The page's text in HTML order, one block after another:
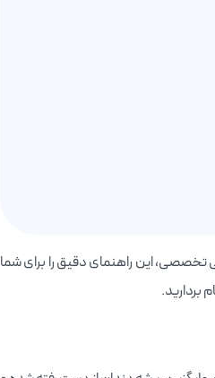
این راهنمای دقیق را برای شما
بردارید.